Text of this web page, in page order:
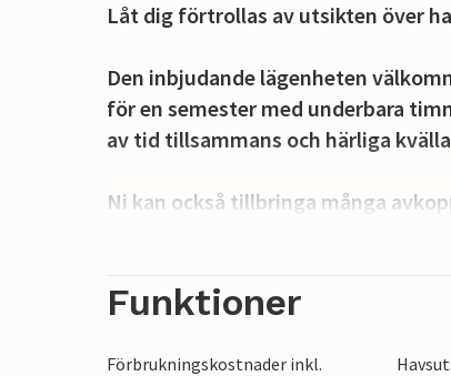
Låt dig förtrollas av utsikten över
Den inbjudande lägenheten
för en semester med underbara
av tid tillsammans och härliga
Ni kan också tillbringa många
full av äventyr och låta blicken
Ta långa promenader längs
båttur längs den vackra kustlinjen.
Funktioner
Förbrukningskostnader inkl.